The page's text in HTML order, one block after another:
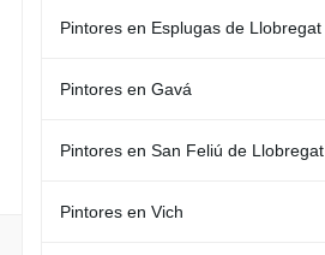
Pintores en Esplugas de Llobregat
Pintores en Gavá
Pintores en San Feliú de Llobregat
Pintores en Vich